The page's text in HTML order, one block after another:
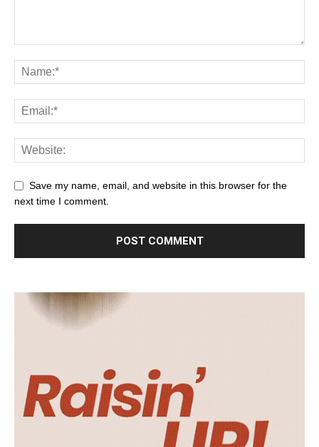
Save my name, email, and website in this browser for the
next time I comment.